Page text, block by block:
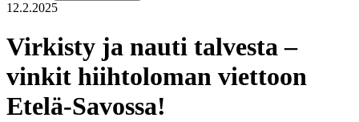
12.2.2025
Virkisty ja nauti talvesta –
vinkit hiihtoloman viettoon
Etelä-Savossa!